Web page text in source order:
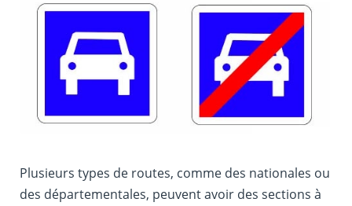
Plusieurs types de routes, comme des nationales ou
des départementales, peuvent avoir des sections à